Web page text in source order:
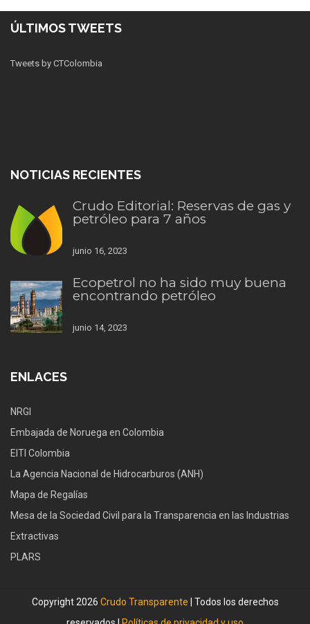
ÚLTIMOS TWEETS
Tweets by CTColombia
NOTICIAS RECIENTES
Crudo Editorial: Reservas de gas y
petróleo para 7 años
junio 16, 2023
Ecopetrol no ha sido muy buena
encontrando petróleo
junio 14, 2023
ENLACES
NRGI
Embajada de Noruega en Colombia
EITI Colombia
La Agencia Nacional de Hidrocarburos (ANH)
Mapa de Regalías
Mesa de la Sociedad Civil para la Transparencia en las Industrias
Extractivas
PLARS
Copyright 2026 Crudo Transparente | Todos los derechos